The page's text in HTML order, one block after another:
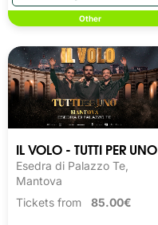
Other
IL VOLO - TUTTI PER UNO
Esedra di Palazzo Te,
Mantova
Tickets from 85.00€